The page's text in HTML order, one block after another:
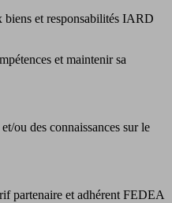
biens et responsabilités IARD
et maintenir sa
ou des connaissances sur le
partenaire et adhérent FEDEA